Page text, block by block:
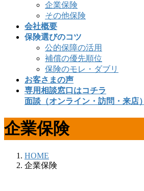
企業保険
その他保険
会社概要
保険選びのコツ
公的保障の活用
補償の優先順位
保険のモレ・ダブリ
お客さまの声
専用相談窓口はコチラ
面談（オンライン・訪問・来店）
企業保険
HOME
企業保険